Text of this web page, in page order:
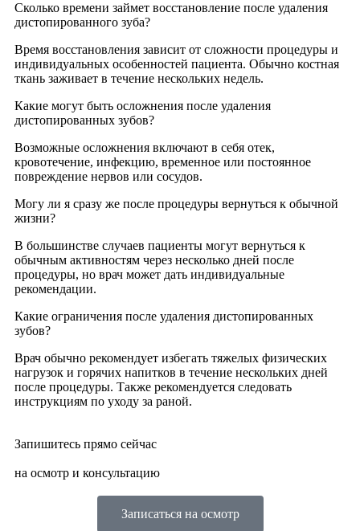
Сколько времени займет восстановление после удаления
дистопированного зуба?
Время восстановления зависит от сложности процедуры и
индивидуальных особенностей пациента. Обычно костная
ткань заживает в течение нескольких недель.
Какие могут быть осложнения после удаления
дистопированных зубов?
Возможные осложнения включают в себя отек,
кровотечение, инфекцию, временное или постоянное
повреждение нервов или сосудов.
Могу ли я сразу же после процедуры вернуться к обычной
жизни?
В большинстве случаев пациенты могут вернуться к
обычным активностям через несколько дней после
процедуры, но врач может дать индивидуальные
рекомендации.
Какие ограничения после удаления дистопированных
зубов?
Врач обычно рекомендует избегать тяжелых физических
нагрузок и горячих напитков в течение нескольких дней
после процедуры. Также рекомендуется следовать
инструкциям по уходу за раной.
Запишитесь прямо сейчас
на осмотр и консультацию
Записаться на осмотр